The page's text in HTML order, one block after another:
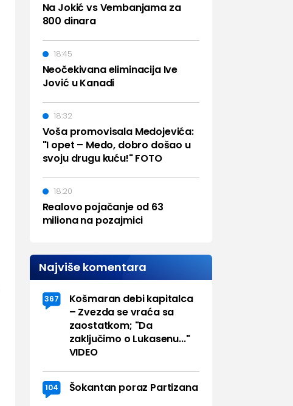
Na Jokić vs Vembanjama za
800 dinara
Neočekivana eliminacija Ive
Jović u Kanadi
18:45
Voša promovisala Medojevića:
"I opet – Medo, dobro došao u
svoju drugu kuću!" FOTO
18:32
Realovo pojačanje od 63
miliona na pozajmici
18:20
Najviše komentara
367
Košmaran debi kapitalca
– Zvezda se vraća sa
zaostatkom; "Da
zaključimo o Lukasenu..."
VIDEO
104 Šokantan poraz Partizana